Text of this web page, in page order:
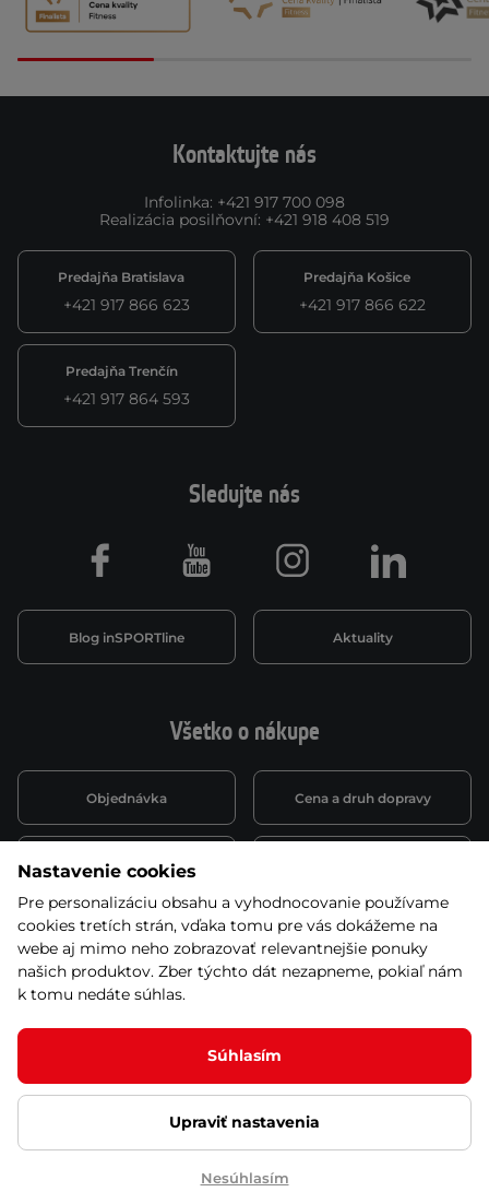
Kontaktujte nás
Infolinka: +421 917 700 098
Realizácia posilňovní: +421 918 408 519
Predajňa Bratislava
+421 917 866 623
Predajňa Košice
+421 917 866 622
Predajňa Trenčín
+421 917 864 593
Všetko o nákupe
Objednávka Cena a druh dopravy
Spôsob platby
Montáž a servis Reklamácie a záruka
Kariéra
Sledujte nás
Blog inSPORTline Aktuality
Facebook Youtube Instagram LinkedIn
© 2026 Stores inSPORTline SK, s.r.o. Všetky práva vyhradené
Ochrana osobných údajov Nastavenie cookies
Nastavenie cookies
Pre personalizáciu obsahu a vyhodnocovanie používame
cookies tretích strán, vďaka tomu pre vás dokážeme na
webe aj mimo neho zobrazovať relevantnejšie ponuky
našich produktov. Zber týchto dát nezapneme, pokiaľ nám
k tomu nedáte súhlas.
Súhlasím
Upraviť nastavenia
Nesúhlasím